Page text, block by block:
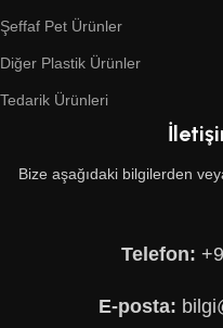
Şeffaf Pet Ürünler
Diğer Plastik Ürünler
Tedarik Ürünleri
Bize aşağıdaki bilgilerden
Telefon:
E-posta: